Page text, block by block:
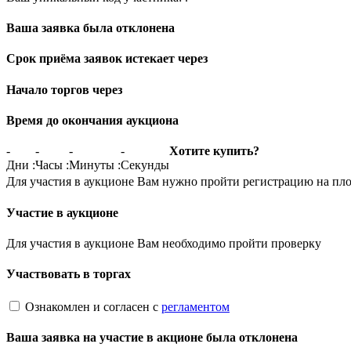
Ваша заявка была отклонена
Срок приёма заявок истекает через
Начало торгов через
Время до окончания аукциона
-
Дни :
-
Часы :
-
Минуты :
-
Секунды
Хотите купить?
Для участия в аукционе Вам нужно пройти регистрацию на
Участие в аукционе
Для участия в аукционе Вам необходимо пройти проверку
Участвовать в торгах
Ознакомлен и согласен с регламентом
Ваша заявка на участие в акционе была отклонена